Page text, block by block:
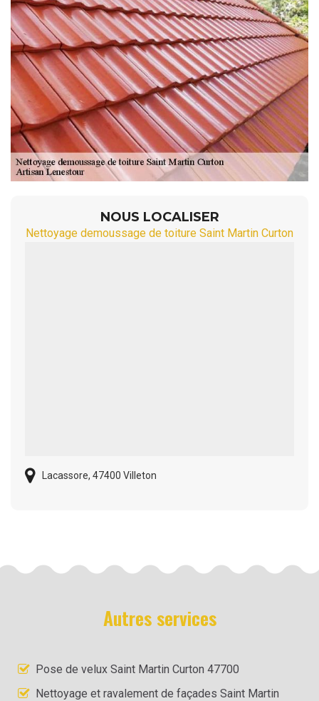
NOUS LOCALISER
Nettoyage demoussage de toiture Saint Martin Curton
Lacassore, 47400 Villeton
Autres services
Pose de velux Saint Martin Curton 47700
Nettoyage et ravalement de façades Saint Martin